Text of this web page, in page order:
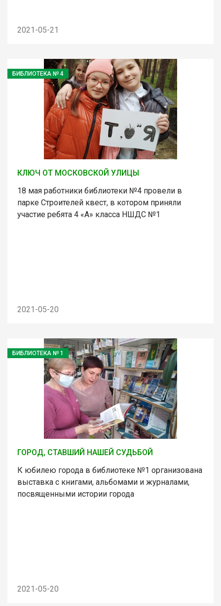
2021-05-21
БИБЛИОТЕКА № 4
КЛЮЧ ОТ МОСКОВСКОЙ УЛИЦЫ
18 мая работники библиотеки №4 провели в
парке Строителей квест, в котором приняли
участие ребята 4 «А» класса НШДС №1
2021-05-20
БИБЛИОТЕКА № 1
ГОРОД, СТАВШИЙ НАШЕЙ СУДЬБОЙ
К юбилею города в библиотеке №1 организована
выставка с книгами, альбомами и журналами,
посвященными истории города
2021-05-20